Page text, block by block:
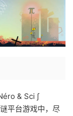
& Sci ∫
平台游戏中，尽